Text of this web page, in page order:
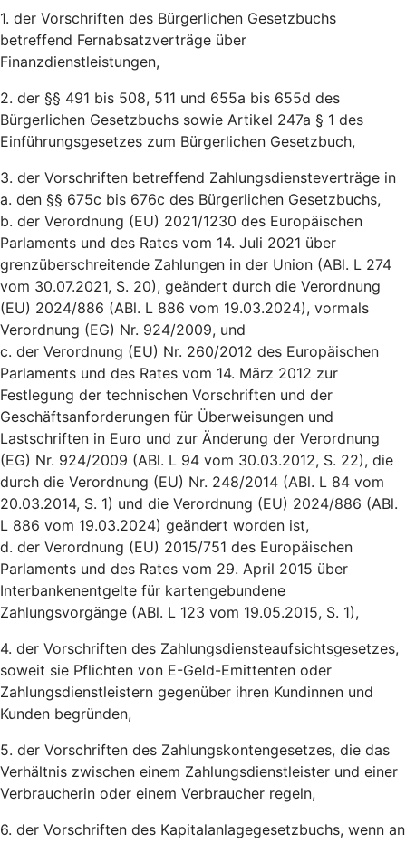
1. der Vorschriften des Bürgerlichen Gesetzbuchs
betreffend Fernabsatzverträge über
Finanzdienstleistungen,
2. der §§ 491 bis 508, 511 und 655a bis 655d des
Bürgerlichen Gesetzbuchs sowie Artikel 247a § 1 des
Einführungsgesetzes zum Bürgerlichen Gesetzbuch,
3. der Vorschriften betreffend Zahlungsdiensteverträge in
a. den §§ 675c bis 676c des Bürgerlichen Gesetzbuchs,
b. der Verordnung (EU) 2021/1230 des Europäischen
Parlaments und des Rates vom 14. Juli 2021 über
grenzüberschreitende Zahlungen in der Union (ABl. L 274
vom 30.07.2021, S. 20), geändert durch die Verordnung
(EU) 2024/886 (ABl. L 886 vom 19.03.2024), vormals
Verordnung (EG) Nr. 924/2009, und
c. der Verordnung (EU) Nr. 260/2012 des Europäischen
Parlaments und des Rates vom 14. März 2012 zur
Festlegung der technischen Vorschriften und der
Geschäftsanforderungen für Überweisungen und
Lastschriften in Euro und zur Änderung der Verordnung
(EG) Nr. 924/2009 (ABl. L 94 vom 30.03.2012, S. 22), die
durch die Verordnung (EU) Nr. 248/2014 (ABl. L 84 vom
20.03.2014, S. 1) und die Verordnung (EU) 2024/886 (ABl.
L 886 vom 19.03.2024) geändert worden ist,
d. der Verordnung (EU) 2015/751 des Europäischen
Parlaments und des Rates vom 29. April 2015 über
Interbankenentgelte für kartengebundene
Zahlungsvorgänge (ABl. L 123 vom 19.05.2015, S. 1),
4. der Vorschriften des Zahlungsdiensteaufsichtsgesetzes,
soweit sie Pflichten von E-Geld-Emittenten oder
Zahlungsdienstleistern gegenüber ihren Kundinnen und
Kunden begründen,
5. der Vorschriften des Zahlungskontengesetzes, die das
Verhältnis zwischen einem Zahlungsdienstleister und einer
Verbraucherin oder einem Verbraucher regeln,
6. der Vorschriften des Kapitalanlagegesetzbuchs, wenn an